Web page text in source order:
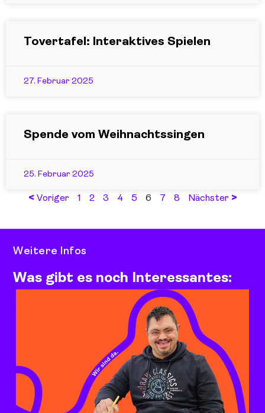
Tovertafel: Interaktives Spielen
27. Februar 2025
Spende vom Weihnachtssingen
25. Februar 2025
< Voriger 1 2 3 4 5 6 7 8 Nächster >
Weitere Infos
Was gibt es noch Interessantes: